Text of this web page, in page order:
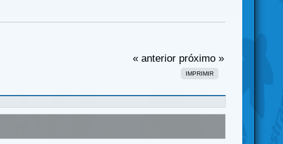
« anterior próximo »
IMPRIMIR